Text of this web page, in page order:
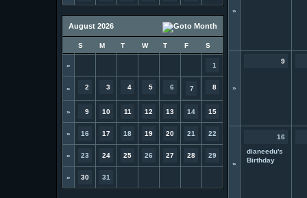
August 2026
S M T W T F S
» 1
» 2 3 4 5 6 7 8
» 9 10 11 12 13 14 15
» 16 17 18 19 20 21 22
» 23 24 25 26 27 28 29
» 30 31
»
»
9
»
16
dianeedu's
Birthday